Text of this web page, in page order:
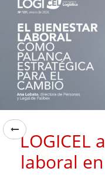
LOGICEL
laboral